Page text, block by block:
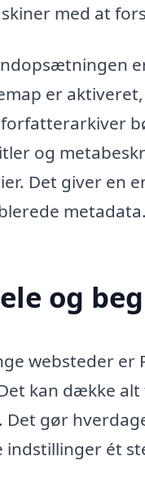
med at
er
forfatterarkiver
og
Det giver en
metadata.
og
websteder er
kan dække alt
Det gør
indstillinger ét